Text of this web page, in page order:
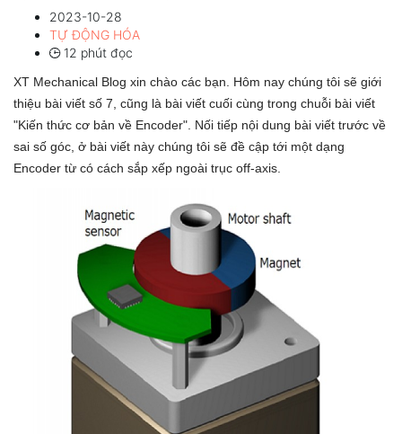
2023-10-28
TỰ ĐỘNG HÓA
12 phút đọc
XT Mechanical Blog xin chào các bạn. Hôm nay chúng tôi sẽ giới
thiệu bài viết số 7, cũng là bài viết cuối cùng trong chuỗi bài viết
"Kiến thức cơ bản về Encoder". Nối tiếp nội dung bài viết trước về
sai số góc, ở bài viết này chúng tôi sẽ đề cập tới một dạng
Encoder từ có cách sắp xếp ngoài trục off-axis.